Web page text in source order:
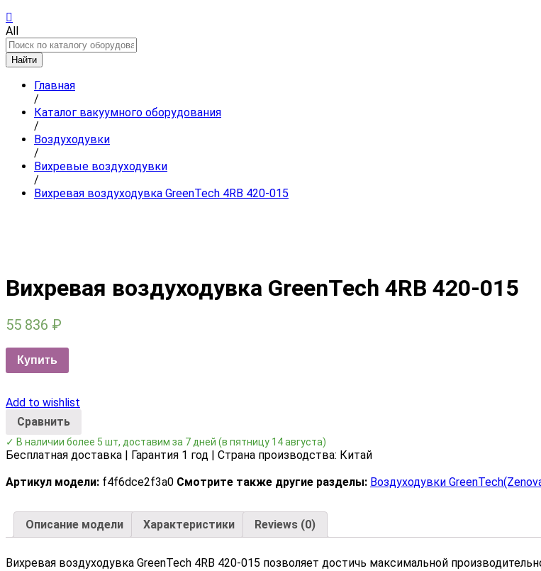
All
Найти
Главная
/
Каталог вакуумного оборудования
/
Воздуходувки
/
Вихревые воздуходувки
/
Вихревая воздуходувка GreenTech 4RB 420-015
Вихревая воздуходувка GreenTech 4RB 420-015
55 836 ₽
Купить
Add to wishlist
Сравнить
✓ В наличии более 5 шт, доставим за 7 дней (в пятницу 14 августа)
Бесплатная доставка | Гарантия 1 год | Страна производства: Китай
Артикул модели: f4f6dce2f3a0 Смотрите также другие разделы: Воздуходувки
Описание модели Характеристики Reviews (0)
Вихревая воздуходувка GreenTech 4RB 420-015 позволяет достичь максимальной